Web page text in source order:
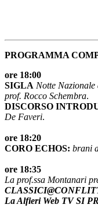
PROGRAMMA
ore 18:00
SIGLA Notte
prof. Rocco Schembra.
DISCORSO
De Faveri.
ore 18:20
CORO ECHOS: brani
ore 18:35
La prof.ssa Montanari
La Alfieri Web TV SI